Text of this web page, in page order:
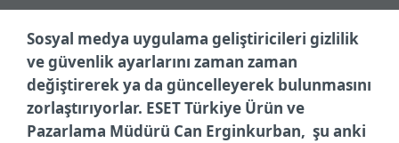
Sosyal medya uygulama geliştiricileri gizlilik
ve güvenlik ayarlarını zaman zaman
değiştirerek ya da güncelleyerek bulunmasını
zorlaştırıyorlar. ESET Türkiye Ürün ve
Pazarlama Müdürü Can Erginkurban, şu anki